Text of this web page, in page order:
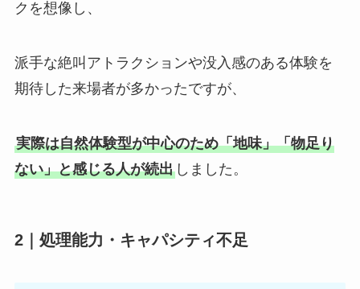
クを想像し、
派手な絶叫アトラクションや没入感のある体験を
期待した来場者が多かったですが、
実際は自然体験型が中心のため「地味」「物足り
ない」と感じる人が続出しました。
2｜ 処理能力・キャパシティ不足